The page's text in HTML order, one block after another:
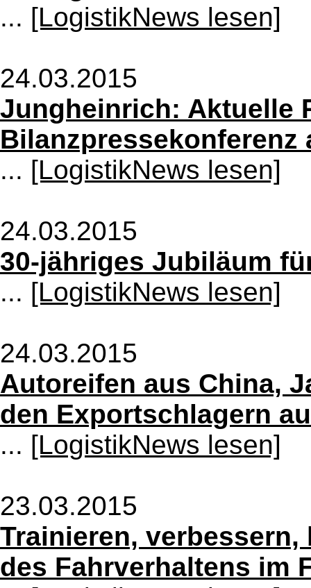
... [LogistikNews lesen]
24.03.2015
Jungheinrich: Aktuelle
Bilanzpressekonferenz
... [LogistikNews lesen]
24.03.2015
30-jähriges Jubiläum
... [LogistikNews lesen]
24.03.2015
Autoreifen aus China,
den Exportschlagern
... [LogistikNews lesen]
23.03.2015
Trainieren,
des Fahrverhaltens im